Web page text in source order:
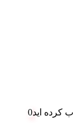
کرده اید0